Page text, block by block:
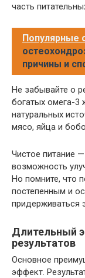
часть
Популярные
причины и
Не забывайте о
богатых омега-3
натуральных
мясо, яйца и
Чистое питание
возможность
Но помните, что
постепенным и
придерживаться
Длительный
результатов
Основное
эффект.